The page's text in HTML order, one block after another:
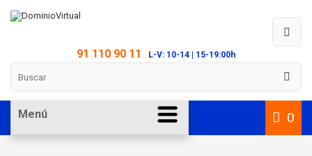
91 110 90 11 L-V: 10-14 | 15-19:00h
0
Menú